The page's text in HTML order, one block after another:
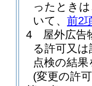
ったとき
いて、 前2
4
屋外広告
る許可又
点検の結
(変更の許